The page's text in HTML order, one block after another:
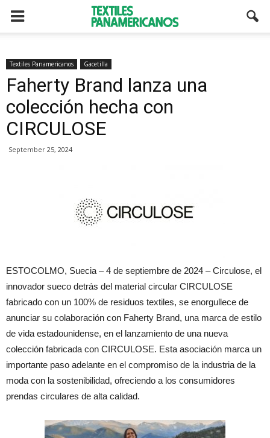
Textiles Panamericanos Gacetilla
Faherty Brand lanza una
colección hecha con
CIRCULOSE
September 25, 2024
ESTOCOLMO, Suecia – 4 de septiembre de 2024 – Circulose, el
innovador sueco detrás del material circular CIRCULOSE
fabricado con un 100% de residuos textiles, se enorgullece de
anunciar su colaboración con Faherty Brand, una marca de estilo
de vida estadounidense, en el lanzamiento de una nueva
colección fabricada con CIRCULOSE. Esta asociación marca un
importante paso adelante en el compromiso de la industria de la
moda con la sostenibilidad, ofreciendo a los consumidores
prendas circulares de alta calidad.